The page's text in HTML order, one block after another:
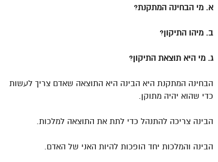
א. מי הבחינה המתקנת?
ב. מיהו התיקון?
ג. מי היא תוצאת התיקון?
הבחינה המתקנת היא הבינה היא התוצאה שאדם צריך לעשות
כדי שהוא יהיה מתוקן.
הבינה צריכה להתנהל כדי לתת את התוצאה למלכות.
הבינה והמלכות יחד הופכות להיות האני של האדם.